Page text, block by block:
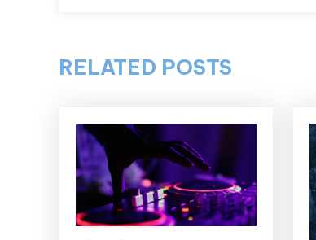
RELATED POSTS